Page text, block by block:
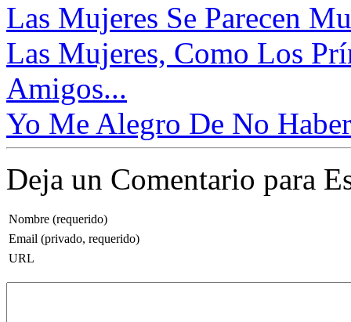
Las Mujeres Se Parecen
Las Mujeres, Como Los
Amigos...
Yo Me Alegro De No
Deja un Comentario para
Nombre (requerido)
Email (privado, requerido)
URL